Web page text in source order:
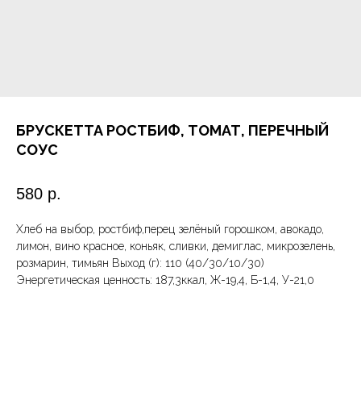
БРУСКЕТТА РОСТБИФ, ТОМАТ, ПЕРЕЧНЫЙ
СОУС
580 р.
Хлеб на выбор, ростбиф,перец зелёный горошком, авокадо,
лимон, вино красное, коньяк, сливки, демиглас, микрозелень,
розмарин, тимьян Выход (г): 110 (40/30/10/30)
Энергетическая ценность: 187,3ккал, Ж-19,4, Б-1,4, У-21,0